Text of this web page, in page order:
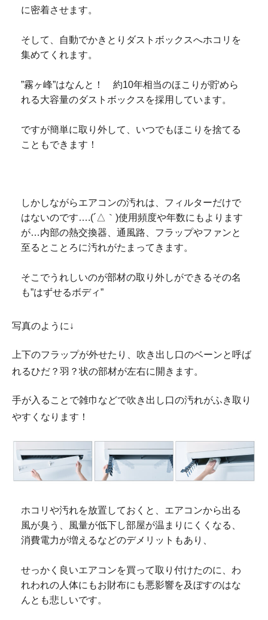
に密着させます。
そして、自動でかきとりダストボックスへホコリを
集めてくれます。
”霧ヶ峰”はなんと！ 約10年相当のほこりが貯めら
れる大容量のダストボックスを採用しています。
ですが簡単に取り外して、いつでもほこりを捨てる
こともできます！
しかしながらエアコンの汚れは、フィルターだけで
はないのです….(´△｀)使用頻度や年数にもよります
が…内部の熱交換器、通風路、フラップやファンと
至るとことろに汚れがたまってきます。
そこでうれしいのが部材の取り外しができるその名
も”はずせるボディ”
写真のように↓
上下のフラップが外せたり、 吹き出し口のベーンと呼ば
れるひだ？羽？状の部材が左右に開きます。
手が入ることで雑巾などで吹き出し口の汚れがふき取り
やすくなります！
ホコリや汚れを放置しておくと、 エアコンから出る
風が臭う、風量が低下し部屋が温まりにくくなる、
消費電力が増えるなどのデメリットもあり、
せっかく良いエアコンを買って取り付けたのに、わ
れわれの人体にもお財布にも悪影響を及ぼすのはな
んとも悲しいです。